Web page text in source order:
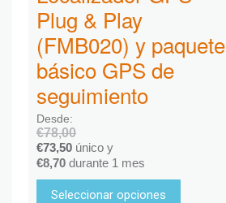
Plug & Play
(FMB020) y paquete
básico GPS de
seguimiento
Desde:
€78,00
€73,50 único y
€8,70 durante 1 mes
Seleccionar opciones